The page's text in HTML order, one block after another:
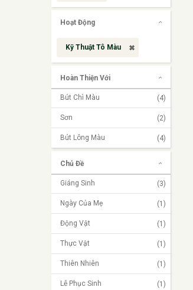
Hoạt Động
Kỹ Thuật Tô Màu
Hoàn Thiện Với
Bút Chì Màu (4)
Sơn (2)
Bút Lông Màu (4)
Chủ Đề
Giáng Sinh (3)
Ngày Của Mẹ (1)
Động Vật (1)
Thực Vật (1)
Thiên Nhiên (1)
Lễ Phục Sinh (1)